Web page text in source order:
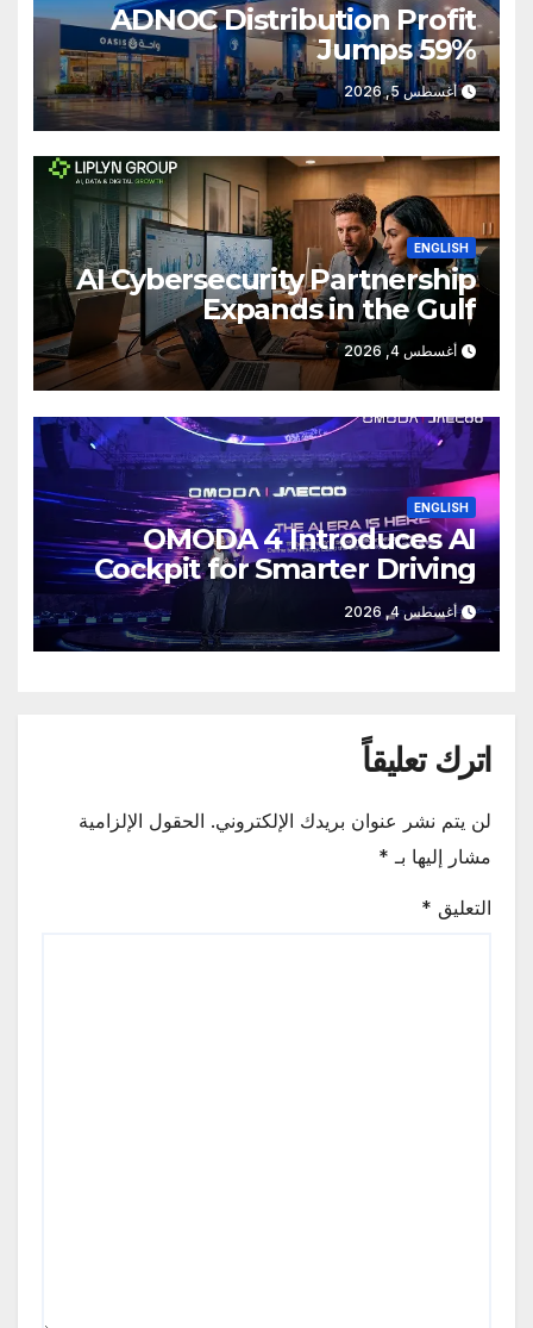
ADNOC Distribution Profit
Jumps 59%
أغسطس 5, 2026
ENGLISH
AI Cybersecurity Partnership
Expands in the Gulf
أغسطس 4, 2026
ENGLISH
OMODA 4 Introduces AI
Cockpit for Smarter Driving
أغسطس 4, 2026
اترك تعليقاً
لن يتم نشر عنوان بريدك الإلكتروني. الحقول الإلزامية
مشار إليها بـ *
التعليق *